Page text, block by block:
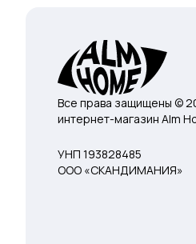
Все права защищены ©
интернет-магазин Alm
УНП 193828485
ООО «СКАНДИМАНИЯ»